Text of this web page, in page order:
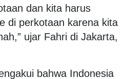
dan kita harus
di perkotaan karena kita
ujar Fahri di Jakarta,
bahwa Indonesia